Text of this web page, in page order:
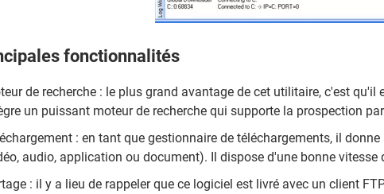
fonctionnalités
de recherche : le plus grand avantage de cet utilitaire, c'est qu'il
un puissant moteur de recherche qui supporte la prospection
: en tant que gestionnaire de téléchargements, il
audio, application ou document). Il dispose d'une bonne vitesse
: il y a lieu de rappeler que ce logiciel est livré avec un client